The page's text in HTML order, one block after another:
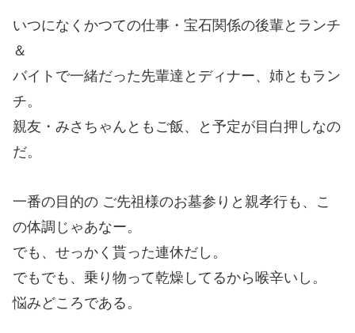
いつになくかつての仕事・宝石関係の後輩とランチ
＆
バイトで一緒だった先輩達とディナー、姉ともラン
チ。
親友・みさちゃんともご飯、と予定が目白押しなの
だ。
一番の目的の ご先祖様のお墓参りと親孝行も、こ
の体調じゃあなー。
でも、せっかく貰った連休だし。
でもでも、乗り物って乾燥してるから喉辛いし。
悩みどころである。